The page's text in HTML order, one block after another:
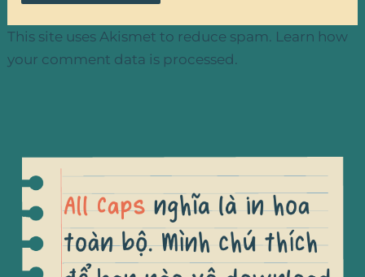
This site uses Akismet to reduce spam. Learn how
your comment data is processed.